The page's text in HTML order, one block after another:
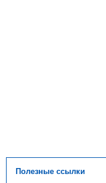
Полезные ссылки